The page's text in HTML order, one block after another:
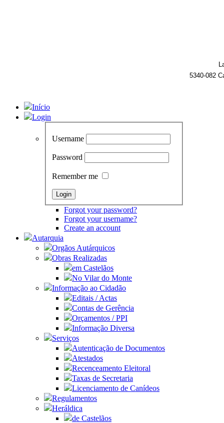
5340-082
Início
Login
Username
Password
Remember me
Forgot your password?
Forgot your username?
Create an account
Autarquia
Orgãos Autárquicos
Obras Realizadas
em Castelãos
No Vilar do Monte
Informação ao Cidadão
Editais / Actas
Contas de Gerência
Orçamentos / PPI
Informação Diversa
Serviços
Autenticação de Documentos
Atestados
Recenceamento Eleitoral
Taxas de Secretaria
Licenciamento de Canídeos
Regulamentos
Heráldica
de Castelãos